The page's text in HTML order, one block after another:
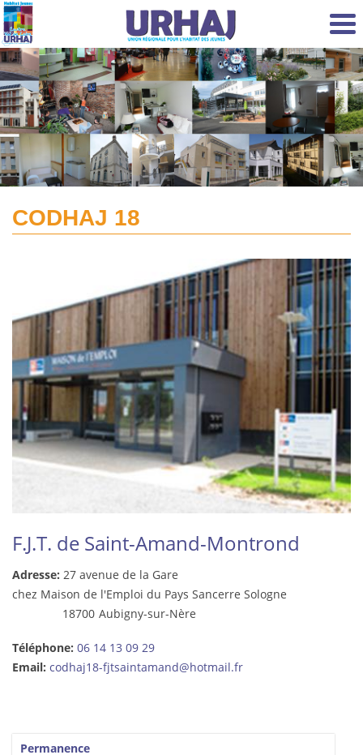
Aller au contenu principal
CODHAJ 18
F.J.T. de Saint-Amand-Montrond
Adresse: 27 avenue de la Gare
chez Maison de l'Emploi du Pays Sancerre Sologne
18700 Aubigny-sur-Nère
Téléphone: 06 14 13 09 29
Email: codhaj18-fjtsaintamand@hotmail.fr
Vertical Tabs
Permanence